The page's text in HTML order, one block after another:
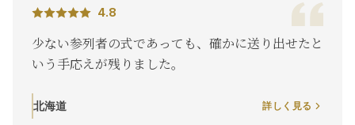
に送り出せたと
詳しく見る
夜遅くに亡くなったので、どの
てもらえなくてどうしようと思
はすぐに対応してもらえて助か